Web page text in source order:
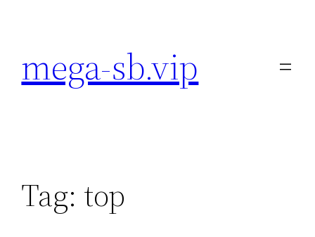
conteúdo
mega-sb.vip
Tag: top